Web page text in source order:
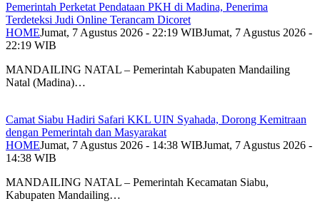
Pemerintah Perketat Pendataan PKH di Madina, Penerima
Terdeteksi Judi Online Terancam Dicoret
HOMEJumat, 7 Agustus 2026 - 22:19 WIBJumat, 7 Agustus 2026 -
22:19 WIB
MANDAILING NATAL – Pemerintah Kabupaten Mandailing
Natal (Madina)…
Camat Siabu Hadiri Safari KKL UIN Syahada, Dorong Kemitraan
dengan Pemerintah dan Masyarakat
HOMEJumat, 7 Agustus 2026 - 14:38 WIBJumat, 7 Agustus 2026 -
14:38 WIB
MANDAILING NATAL – Pemerintah Kecamatan Siabu,
Kabupaten Mandailing…